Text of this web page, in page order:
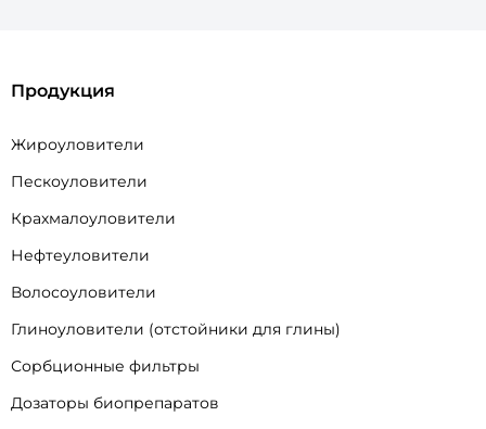
Продукция
Жироуловители
Пескоуловители
Крахмалоуловители
Нефтеуловители
Волосоуловители
Глиноуловители (отстойники для глины)
Сорбционные фильтры
Дозаторы биопрепаратов